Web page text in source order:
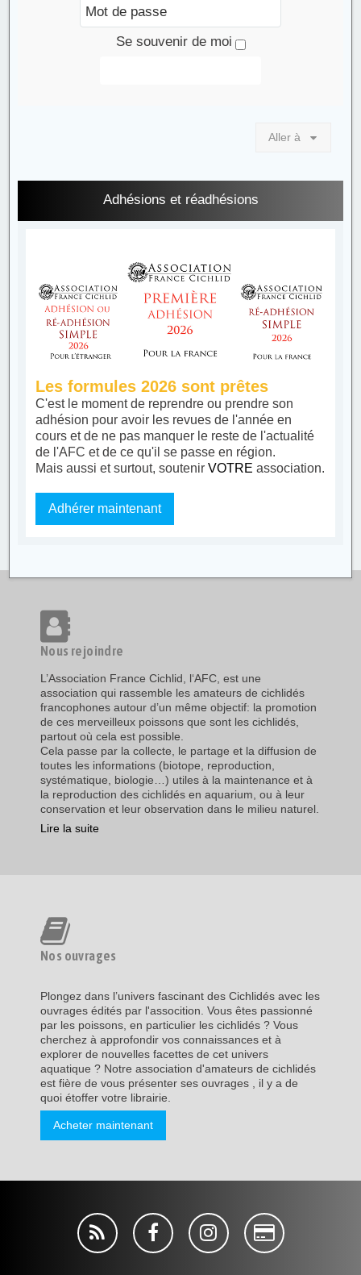
Se souvenir de moi
Aller à
Adhésions et réadhésions
Les formules 2026 sont prêtes
C'est le moment de reprendre ou prendre son
adhésion pour avoir les revues de l'année en
cours et de ne pas manquer le reste de l'actualité
de l'AFC et de ce qu'il se passe en région.
Mais aussi et surtout, soutenirVOTRE association.
Adhérer maintenant
Nous rejoindre
L’Association France Cichlid, l‘AFC, est une
association qui rassemble les amateurs de cichlidés
francophones autour d’un même objectif: la promotion
de ces merveilleux poissons que sont les cichlidés,
partout où cela est possible.
Cela passe par la collecte, le partage et la diffusion de
toutes les informations (biotope, reproduction,
systématique, biologie…) utiles à la maintenance et à
la reproduction des cichlidés en aquarium, ou à leur
conservation et leur observation dans le milieu naturel.
Lire la suite
Nos ouvrages
Plongez dans l’univers fascinant des Cichlidés avec les
ouvrages édités par l'assocition. Vous êtes passionné
par les poissons, en particulier les cichlidés ? Vous
cherchez à approfondir vos connaissances et à
explorer de nouvelles facettes de cet univers
aquatique ? Notre association d'amateurs de cichlidés
est fière de vous présenter ses ouvrages , il y a de
quoi étoffer votre librairie.
Acheter maintenant